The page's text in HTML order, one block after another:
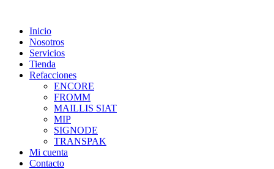
contentInicio
Nosotros
Servicios
Tienda
Refacciones
ENCORE
FROMM
MAILLIS SIAT
MIP
SIGNODE
TRANSPAK
Mi cuenta
Contacto